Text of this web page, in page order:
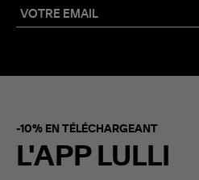
-10% EN TÉLÉCHARGEANT
L'APP LULLI